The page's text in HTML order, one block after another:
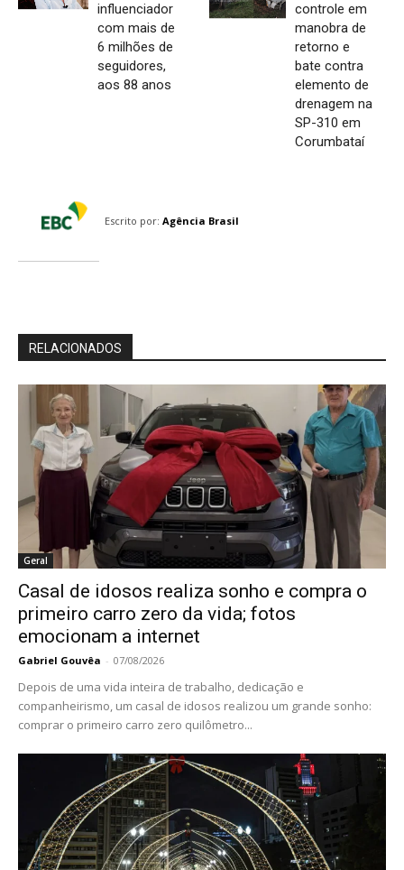
influenciador
com mais de
6 milhões de
seguidores,
aos 88 anos
controle em
manobra de
retorno e
bate contra
elemento de
drenagem na
SP-310 em
Corumbataí
Escrito por: Agência Brasil
RELACIONADOS
Geral
Casal de idosos realiza sonho e compra o
primeiro carro zero da vida; fotos
emocionam a internet
Gabriel Gouvêa - 07/08/2026
Depois de uma vida inteira de trabalho, dedicação e
companheirismo, um casal de idosos realizou um grande sonho:
comprar o primeiro carro zero quilômetro...